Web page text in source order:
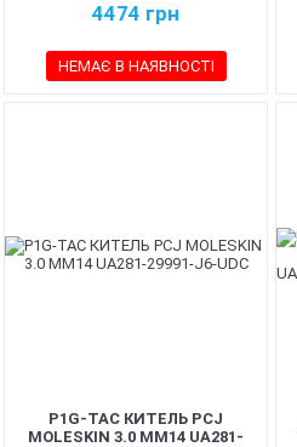
4474 грн
НЕМАЄ В НАЯВНОСТІ
P1G-TAC КИТЕЛЬ PCJ
MOLESKIN 3.0 MM14 UA281-